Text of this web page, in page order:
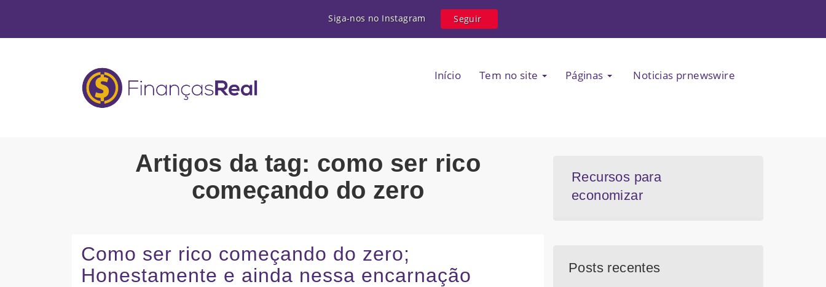
Siga-nos no Instagram Seguir
Início Tem no site Páginas Noticias prnewswire
Artigos da tag: como ser rico
começando do zero
Como ser rico começando do zero;
Honestamente e ainda nessa encarnação
Recursos para
economizar
Posts recentes